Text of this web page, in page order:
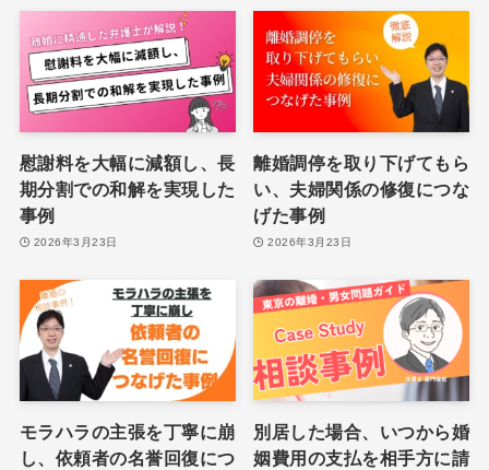
慰謝料を大幅に減額し、長
期分割での和解を実現した
事例
2026年3月23日
離婚調停を取り下げてもら
い、夫婦関係の修復につな
げた事例
2026年3月23日
モラハラの主張を丁寧に崩
し、依頼者の名誉回復につ
別居した場合、いつから婚
姻費用の支払を相手方に請